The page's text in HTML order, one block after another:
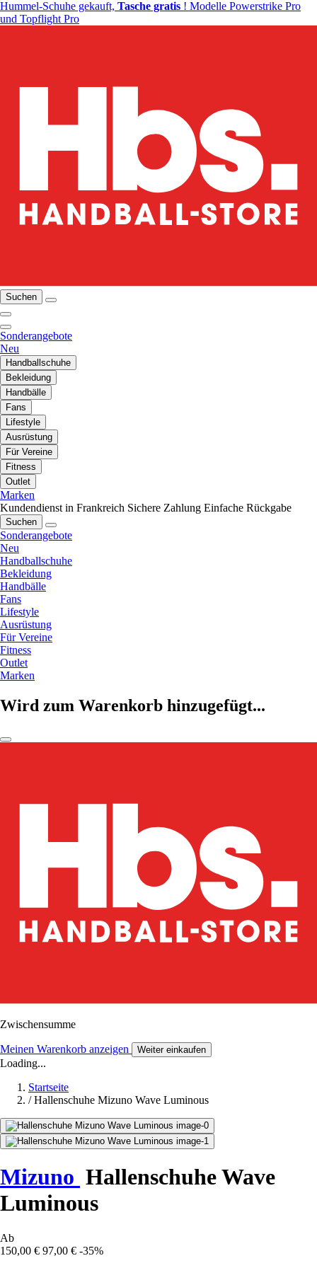
Hummel-Schuhe gekauft, Tasche gratis ! Modelle Powerstrike Pro
und Topflight Pro
Suchen
Sonderangebote
Neu
Handballschuhe
Bekleidung
Handbälle
Fans
Lifestyle
Ausrüstung
Für Vereine
Fitness
Outlet
Marken
Kundendienst in Frankreich Sichere Zahlung Einfache Rückgabe
Suchen
Sonderangebote
Neu
Handballschuhe
Bekleidung
Handbälle
Fans
Lifestyle
Ausrüstung
Für Vereine
Fitness
Outlet
Marken
Wird zum Warenkorb hinzugefügt...
Zwischensumme
Meinen Warenkorb anzeigen Weiter einkaufen
Loading...
Startseite
/ Hallenschuhe Mizuno Wave Luminous
Mizuno Hallenschuhe Wave
Luminous
Ab
150,00 € 97,00 € -35%